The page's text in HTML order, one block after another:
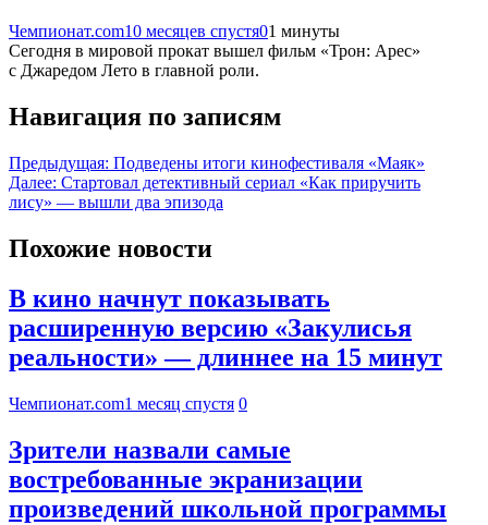
Чемпионат.com10 месяцев спустя01 минуты
Сегодня в мировой прокат вышел фильм «Трон: Арес»
с Джаредом Лето в главной роли.
Навигация по записям
Предыдущая: Подведены итоги кинофестиваля «Маяк»
Далее: Стартовал детективный сериал «Как приручить
лису» — вышли два эпизода
Похожие новости
В кино начнут показывать
расширенную версию «Закулисья
реальности» — длиннее на 15 минут
Чемпионат.com1 месяц спустя 0
Зрители назвали самые
востребованные экранизации
произведений школьной программы